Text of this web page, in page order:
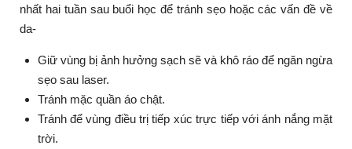
nhất hai tuần sau buổi học để tránh sẹo hoặc các vấn đề về
da-
Giữ vùng bị ảnh hưởng sạch sẽ và khô ráo để ngăn ngừa
sẹo sau laser.
Tránh mặc quần áo chật.
Tránh để vùng điều trị tiếp xúc trực tiếp với ánh nắng mặt
trời.